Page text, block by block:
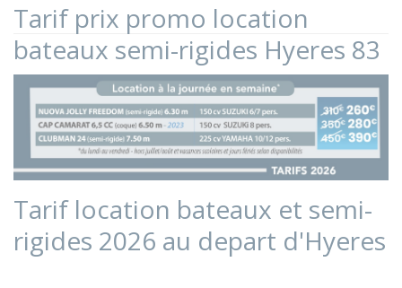
Tarif prix promo location
bateaux semi-rigides Hyeres 83
Tarif location bateaux et semi-
rigides 2026 au depart d'Hyeres